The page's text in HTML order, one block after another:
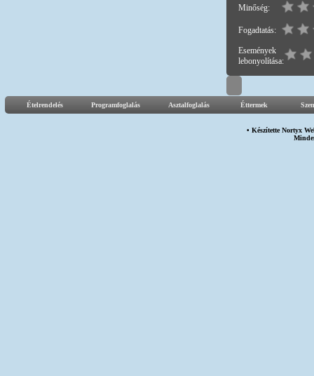
Minőség:
Fogadtatás:
Események
lebonyolítása:
Ételrendelés Programfoglalás Asztalfoglalás Éttermek
• KészítetteNortyx